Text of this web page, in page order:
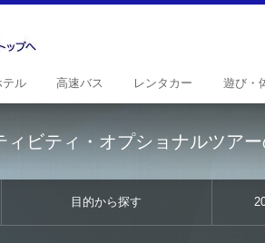
テル 高速バス レンタ カー 遊び・
ィビティ・オプショナルツア
目的から探す